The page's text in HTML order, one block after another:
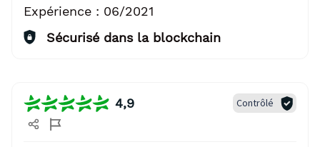
Expérience : 06/2021
Sécurisé dans la blockchain
4,9 Contrôlé